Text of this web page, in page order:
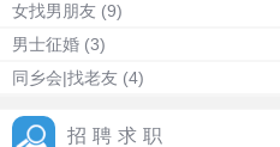
女找男朋友 (9)
男士征婚 (3)
同乡会|找老友 (4)
招聘求职